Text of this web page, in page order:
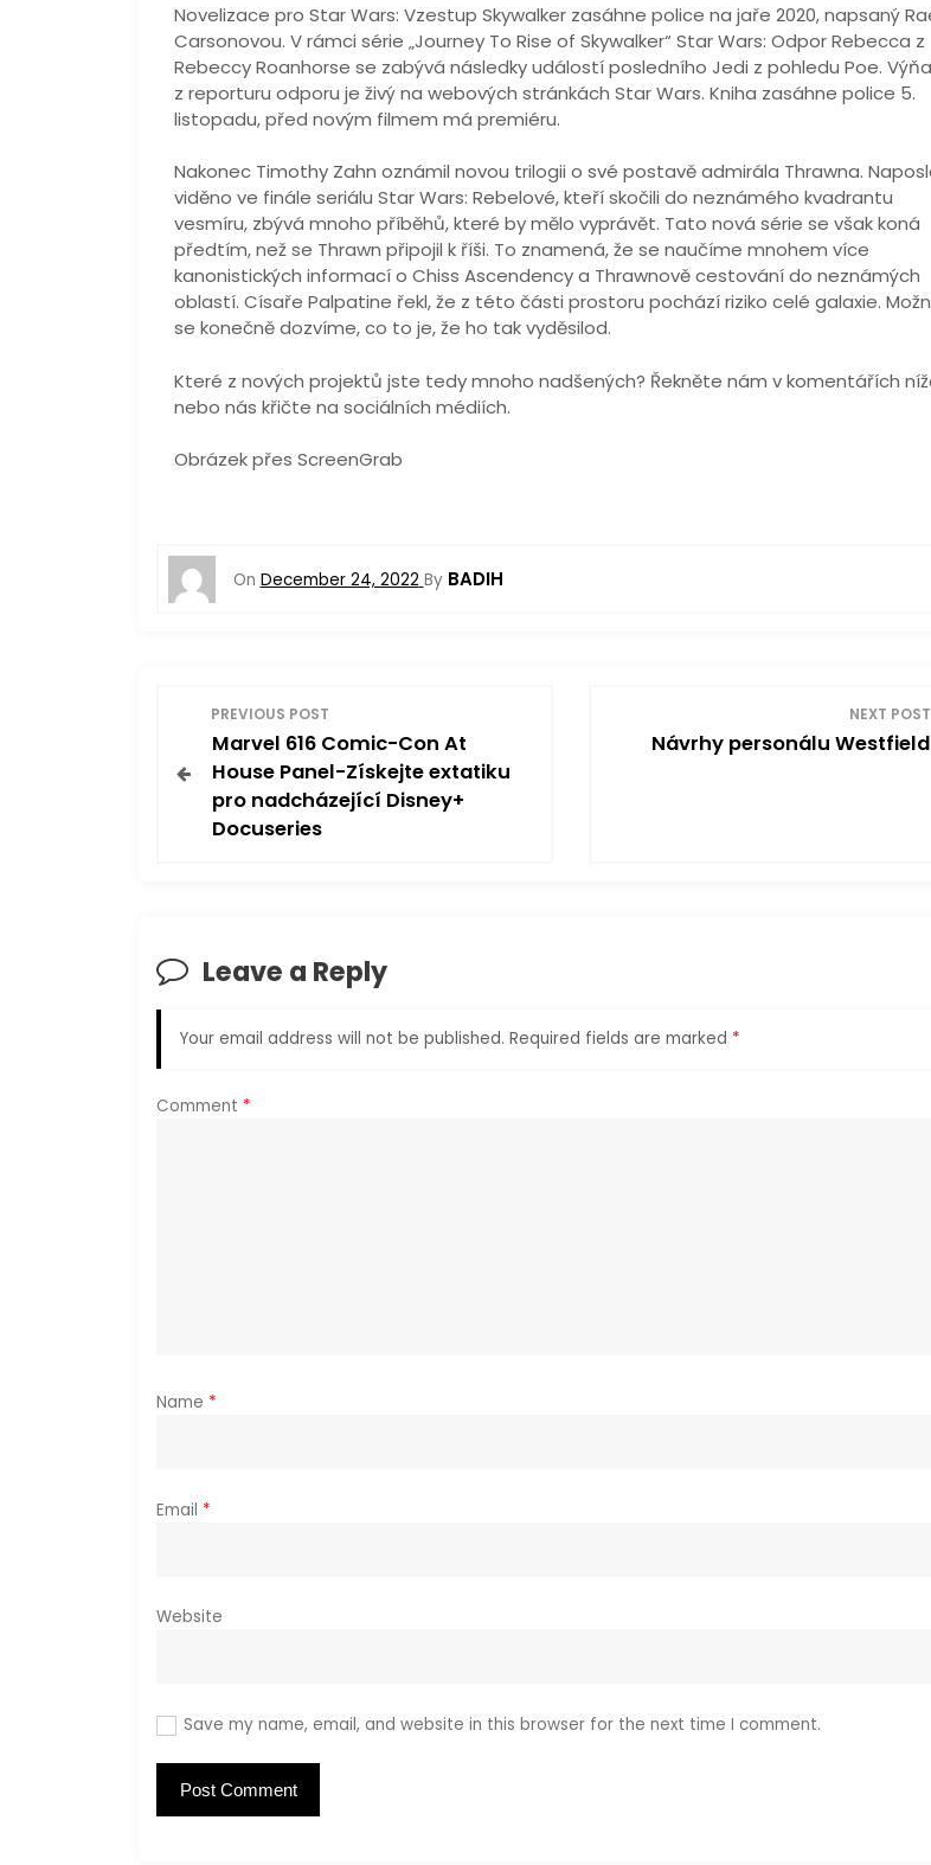
Novelizace pro Star Wars: Vzestup Skywalker zasáhne police na jaře 2020, napsaný
Carsonovou. V rámci série „Journey To Rise of Skywalker“ Star Wars: Odpor Rebecca z
Rebeccy Roanhorse se zabývá následky událostí posledního Jedi z pohledu Poe.
z reporturu odporu je živý na webových stránkách Star Wars. Kniha zasáhne police 5.
listopadu, před novým filmem má premiéru.
Nakonec Timothy Zahn oznámil novou trilogii o své postavě admirála Thrawna.
viděno ve finále seriálu Star Wars: Rebelové, kteří skočili do neznámého kvadrantu
vesmíru, zbývá mnoho příběhů, které by mělo vyprávět. Tato nová série se však koná
předtím, než se Thrawn připojil k říši. To znamená, že se naučíme mnohem více
kanonistických informací o Chiss Ascendency a Thrawnově cestování do neznámých
oblastí. Císaře Palpatine řekl, že z této části prostoru pochází riziko celé galaxie.
se konečně dozvíme, co to je, že ho tak vyděsilod.
Které z nových projektů jste tedy mnoho nadšených? Řekněte nám v komentářích
nebo nás křičte na sociálních médiích.
Obrázek přes ScreenGrab
On December 24, 2022 By BADIH
o
a
i
n
PREVIOUS POST
Marvel 616 Comic-Con At
House Panel-Získejte extatiku
pro nadcházející Disney+
Docuseries
NEXT POST
Návrhy personálu Westfield
Leave a Reply
Your email address will not be published. Required fields are marked *
Comment *
Name *
Email *
Website
Save my name, email, and website in this browser for the next time I comment.